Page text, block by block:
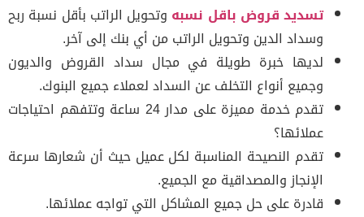
تسديد قروض باقل نسبهوتحويل الراتب بأقل نسبة ربح
وسداد الدين وتحويل الراتب من أي بنك إلى آخر.
لديها خبرة طويلة في مجال سداد القروض والديون
وجميع أنواع التخلف عن السداد لعملاء جميع البنوك.
تقدم خدمة مميزة على مدار 24 ساعة وتتفهم احتياجات
عملائها؟
تقدم النصيحة المناسبة لكل عميل حيث أن شعارها سرعة
الإنجاز والمصداقية مع الجميع.
قادرة على حل جميع المشاكل التي تواجه عملائها.